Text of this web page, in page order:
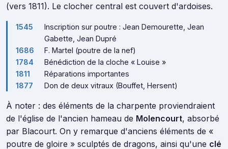
(vers 1811). Le clocher central est couvert d'ardoises.
1545
Inscription sur poutre : Jean Demourette, Jean
Gabette, Jean Dupré
1686
F. Martel (poutre de la nef)
1784
Bénédiction de la cloche « Louise »
1811
Réparations importantes
1877
Don de deux vitraux (Bouffet, Hersent)
À noter : des éléments de la charpente proviendraient
de l'église de l'ancien hameau de Molencourt, absorbé
par Blacourt. On y remarque d'anciens éléments de «
poutre de gloire » sculptés de dragons, ainsi qu'une clé